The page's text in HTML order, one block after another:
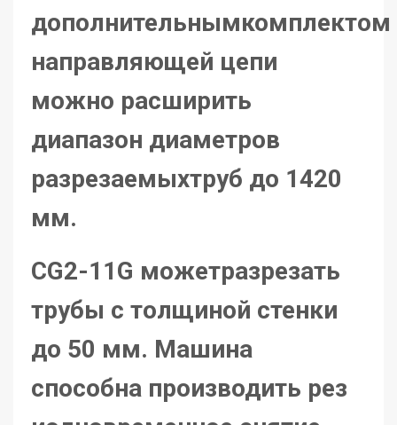
дополнительнымкомплектом
направляющей цепи
можно расширить
диапазон диаметров
разрезаемыхтруб до 1420
мм.
CG2-11G можетразрезать
трубы с толщиной стенки
до 50 мм. Машина
способна производить рез